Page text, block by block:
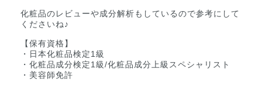
化粧品のレビューや成分解析もしているので参考にして
くださいね♪
【保有資格】
・日本化粧品検定1級
・化粧品成分検定1級/化粧品成分上級スペシャリスト
・美容師免許